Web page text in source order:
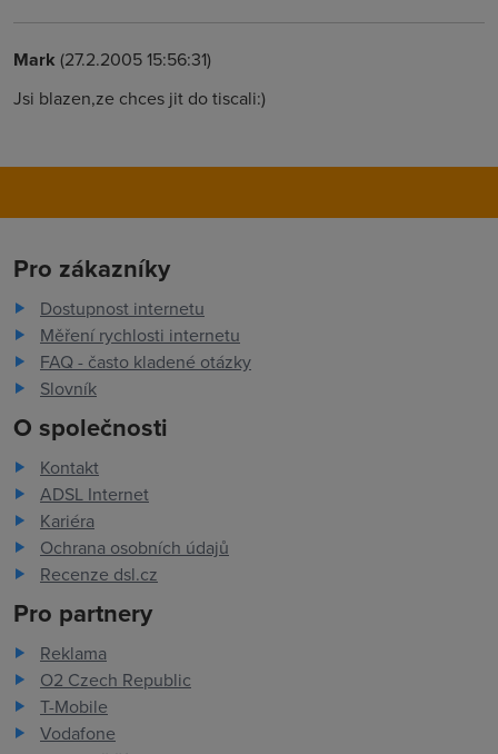
Mark (27.2.2005 15:56:31)
Jsi blazen,ze chces jit do tiscali:)
Pro zákazníky
Dostupnost internetu
Měření rychlosti internetu
FAQ - často kladené otázky
Slovník
O společnosti
Kontakt
ADSL Internet
Kariéra
Ochrana osobních údajů
Recenze dsl.cz
Pro partnery
Reklama
O2 Czech Republic
T-Mobile
Vodafone